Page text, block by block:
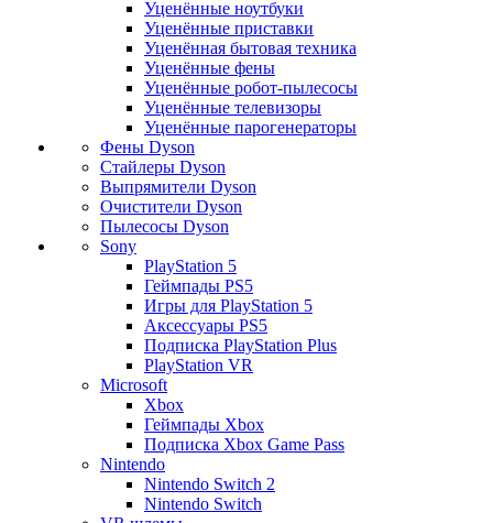
Уценённые ноутбуки
Уценённые приставки
Уценённая бытовая техника
Уценённые фены
Уценённые робот-пылесосы
Уценённые телевизоры
Уценённые парогенераторы
Фены Dyson
Стайлеры Dyson
Выпрямители Dyson
Очистители Dyson
Пылесосы Dyson
Sony
PlayStation 5
Геймпады PS5
Игры для PlayStation 5
Аксессуары PS5
Подписка PlayStation Plus
PlayStation VR
Microsoft
Xbox
Геймпады Xbox
Подписка Xbox Game Pass
Nintendo
Nintendo Switch 2
Nintendo Switch